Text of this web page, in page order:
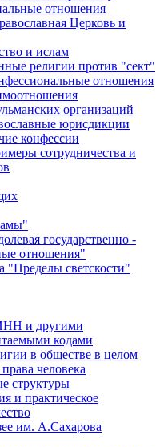
отношения
Церковь и
и ислам
религии против "сект"
отношения
организаций
юрисдикции
конфессии
сотрудничества и
государственно -
отношения"
"Пределы светскости"
и другими
кодами
в обществе в целом
человека
структуры
и практическое
им. А.Сахарова